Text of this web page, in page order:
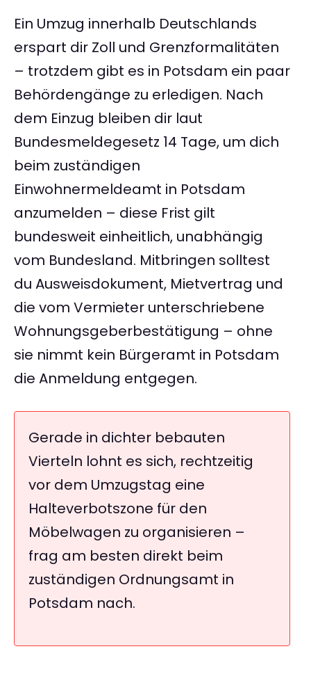
Ein Umzug innerhalb Deutschlands
erspart dir Zoll und Grenzformalitäten
– trotzdem gibt es in Potsdam ein paar
Behördengänge zu erledigen. Nach
dem Einzug bleiben dir laut
Bundesmeldegesetz 14 Tage, um dich
beim zuständigen
Einwohnermeldeamt in Potsdam
anzumelden – diese Frist gilt
bundesweit einheitlich, unabhängig
vom Bundesland. Mitbringen solltest
du Ausweisdokument, Mietvertrag und
die vom Vermieter unterschriebene
Wohnungsgeberbestätigung – ohne
sie nimmt kein Bürgeramt in Potsdam
die Anmeldung entgegen.
Gerade in dichter bebauten
Vierteln lohnt es sich, rechtzeitig
vor dem Umzugstag eine
Halteverbotszone für den
Möbelwagen zu organisieren –
frag am besten direkt beim
zuständigen Ordnungsamt in
Potsdam nach.